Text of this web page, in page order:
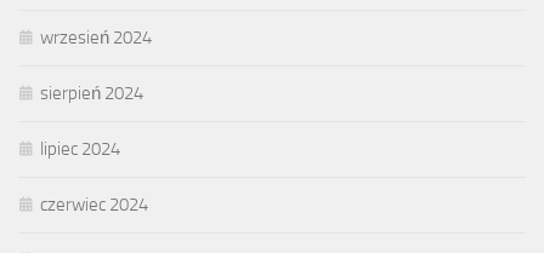
wrzesień 2024
sierpień 2024
lipiec 2024
czerwiec 2024